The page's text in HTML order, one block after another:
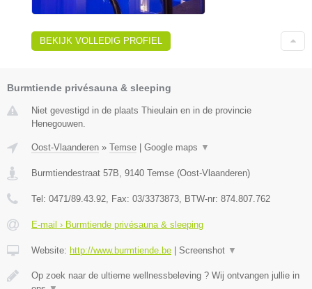
BEKIJK VOLLEDIG PROFIEL
Burmtiende privésauna & sleeping
Niet gevestigd in de plaats Thieulain en in de provincie
Henegouwen.
Oost-Vlaanderen » Temse Google maps ▼
Burmtiendestraat 57B 9140 Temse (Oost-Vlaanderen)
Tel: 0471/89.43.92 , Fax: 03/3373873 , BTW-nr: 874.807.762
E-mail › Burmtiende privésauna & sleeping
Website: http://www.burmtiende.be Screenshot ▼
Op zoek naar de ultieme wellnessbeleving ? Wij ontvangen jullie in